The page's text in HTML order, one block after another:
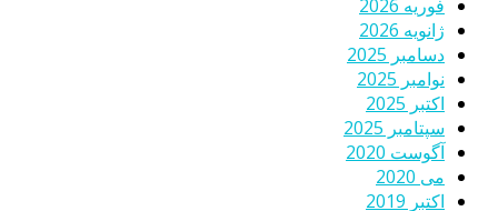
فوریه 2026
ژانویه 2026
دسامبر 2025
نوامبر 2025
اکتبر 2025
سپتامبر 2025
آگوست 2020
می 2020
اکتبر 2019